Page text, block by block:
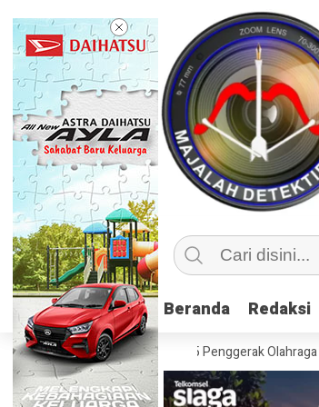
Beranda Redaksi
Beranda Redaksi
Kemenpora Latih 115 Penggerak Olahraga Disabilitas